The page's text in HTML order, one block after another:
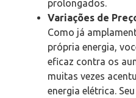
prolongados.
Variações de
Como já
própria energia,
eficaz contra os
muitas vezes
energia elétrica.